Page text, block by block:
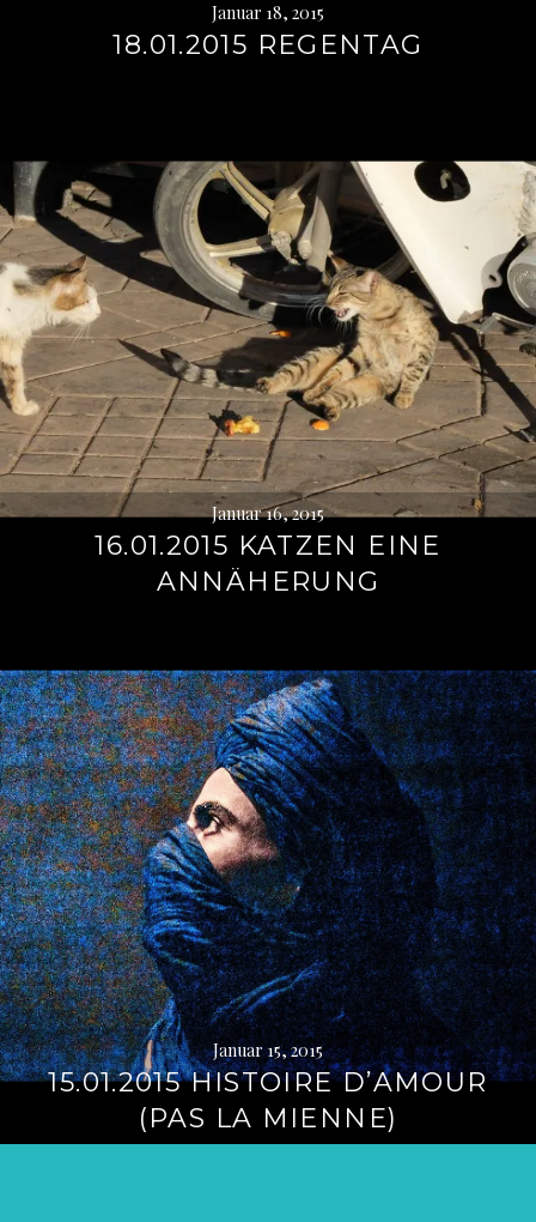
Januar 18, 2015
18.01.2015 REGENTAG
Januar 16, 2015
16.01.2015 KATZEN EINE
ANNÄHERUNG
Januar 15, 2015
15.01.2015 HISTOIRE D’AMOUR
(PAS LA MIENNE)